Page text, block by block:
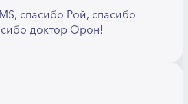
спасибо Рой, спасибо
доктор Орон!